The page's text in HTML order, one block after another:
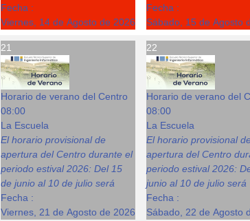
Fecha :
Viernes, 14 de Agosto de 2026
Fecha :
Sábado, 15 de Agosto
21
Horario de verano del Centro
08:00
La Escuela
El horario provisional de
apertura del Centro durante el
periodo estival 2026: Del 15
de junio al 10 de julio será
Fecha :
Viernes, 21 de Agosto de 2026
22
Horario de verano del
08:00
La Escuela
El horario provisional
apertura del Centro
periodo estival 2026:
junio al 10 de julio será
Fecha :
Sábado, 22 de Agosto